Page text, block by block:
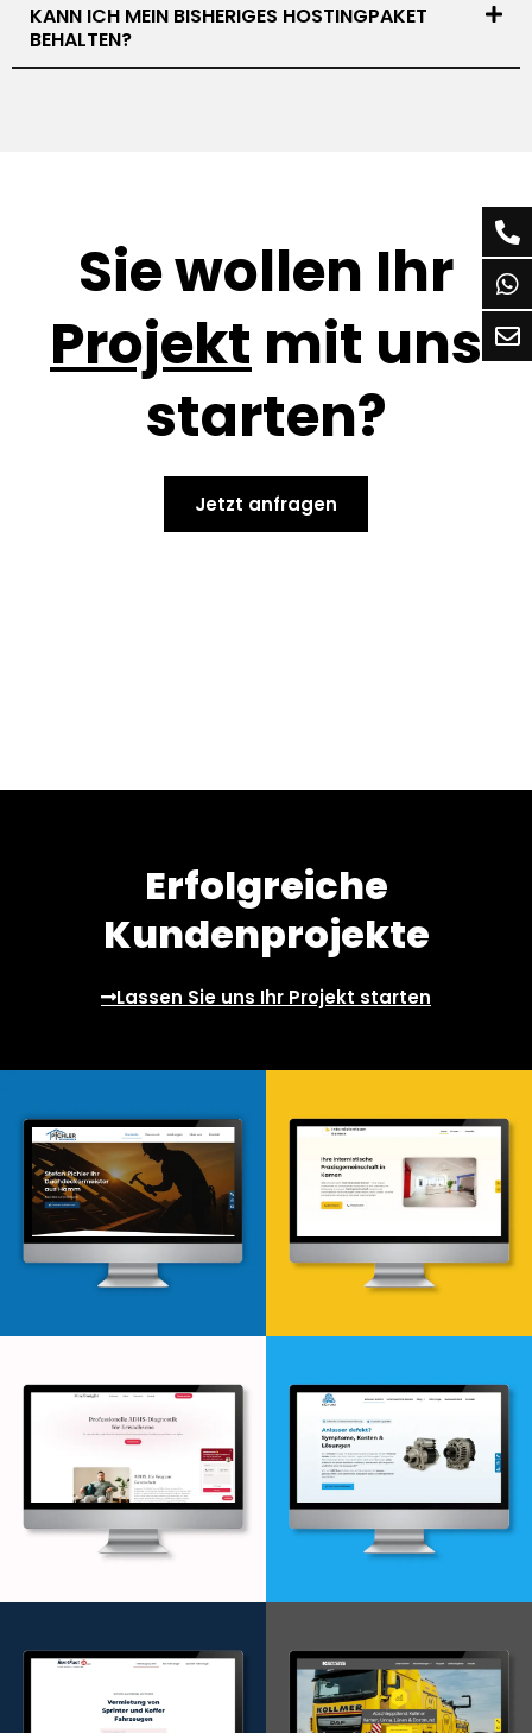
KANN ICH MEIN BISHERIGES HOSTINGPAKET
BEHALTEN?
Sie wollen Ihr
Projekt mit uns
starten?
Jetzt anfragen
Erfolgreiche
Kundenprojekte
Lassen Sie uns Ihr Projekt starten
Webdesign & -entwicklung Webdesign & -entwicklung
Webdesign & -entwicklung Webdesign & -entwicklung